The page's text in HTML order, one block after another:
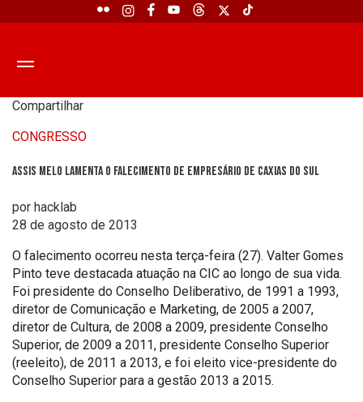
Compartilhar
CONGRESSO
Assis Melo lamenta o falecimento de empresário de Caxias do Sul
por hacklab
28 de agosto de 2013
O falecimento ocorreu nesta terça-feira (27). Valter Gomes
Pinto teve destacada atuação na CIC ao longo de sua vida.
Foi presidente do Conselho Deliberativo, de 1991 a 1993,
diretor de Comunicação e Marketing, de 2005 a 2007,
diretor de Cultura, de 2008 a 2009, presidente Conselho
Superior, de 2009 a 2011, presidente Conselho Superior
(reeleito), de 2011 a 2013, e foi eleito vice-presidente do
Conselho Superior para a gestão 2013 a 2015.